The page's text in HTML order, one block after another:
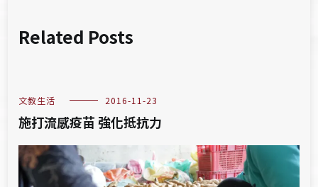
Related Posts
文教生活 2016-11-23
施打流感疫苗 強化抵抗力